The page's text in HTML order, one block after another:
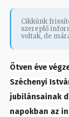
Cikkünk
szereplő
voltak, de
Ötven éve
Széchenyi
jubilánsainak
napokban az